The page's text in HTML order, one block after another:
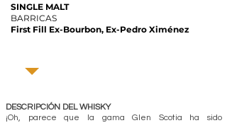
SINGLE MALT
BARRICAS
First Fill Ex-Bourbon, Ex-Pedro Ximénez
DESCRIPCIÓN DEL WHISKY
¡Oh, parece que la gama Glen Scotia ha sido